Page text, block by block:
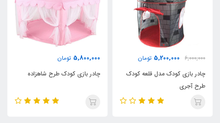
6,000,000
5,200,000 تومان
چادر بازی کودک مدل قلعه کودک
طرح آجری
5,800,000 تومان
چادر بازی کودک طرح شاهزاده